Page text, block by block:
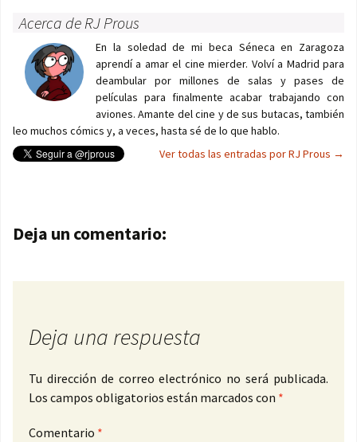
Acerca de RJ Prous
En la soledad de mi beca Séneca en Zaragoza
aprendí a amar el cine mierder. Volví a Madrid para
deambular por millones de salas y pases de
películas para finalmente acabar trabajando con
aviones. Amante del cine y de sus butacas, también
leo muchos cómics y, a veces, hasta sé de lo que hablo.
Ver todas las entradas por RJ Prous →
Navegación de entradas
Deja un comentario:
Deja una respuesta
Tu dirección de correo electrónico no será publicada.
Los campos obligatorios están marcados con *
Comentario *